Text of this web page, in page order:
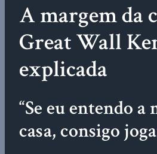
A margem da
Great Wall
explicada
“Se eu entendo a
casa, consigo